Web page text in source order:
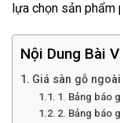
lựa chọn sản
Nội Dung Bài
Giá sàn gỗ
1. Bảng báo
2. Bảng báo